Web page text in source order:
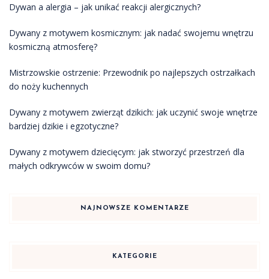
Dywan a alergia – jak unikać reakcji alergicznych?
Dywany z motywem kosmicznym: jak nadać swojemu wnętrzu
kosmiczną atmosferę?
Mistrzowskie ostrzenie: Przewodnik po najlepszych ostrzałkach
do noży kuchennych
Dywany z motywem zwierząt dzikich: jak uczynić swoje wnętrze
bardziej dzikie i egzotyczne?
Dywany z motywem dziecięcym: jak stworzyć przestrzeń dla
małych odkrywców w swoim domu?
NAJNOWSZE KOMENTARZE
KATEGORIE